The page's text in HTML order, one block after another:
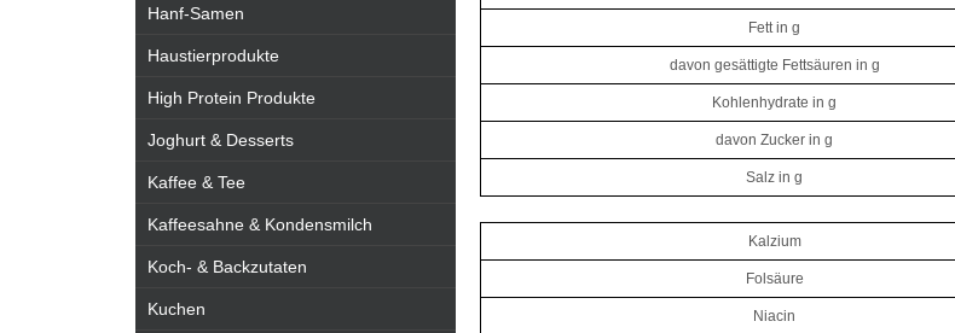
Fett in g
davon gesättigte Fettsäuren in g
Kohlenhydrate in g
davon Zucker in g
Salz in g
Kalzium
Folsäure
Niacin
Hanf-Samen
Haustierprodukte
High Protein Produkte
Joghurt & Desserts
Kaffee & Tee
Kaffeesahne & Kondensmilch
Koch- & Backzutaten
Kuchen